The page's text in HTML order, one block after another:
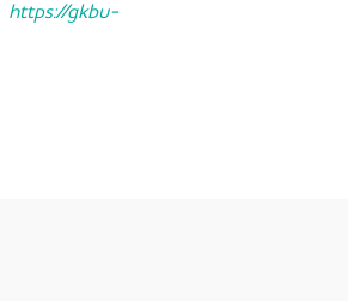
https://gkbu-